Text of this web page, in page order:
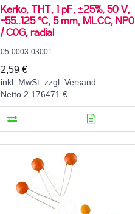
Kerko, THT, 1 pF, ±25%, 50 V,
-55..125 °C, 5 mm, MLCC, NP0
/ C0G, radial
05-0003-03001
2,59 €
inkl. MwSt. zzgl. Versand
Netto 2,176471 €